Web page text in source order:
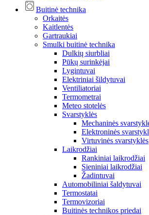
Buitinė technika
Orkaitės
Kaitlentės
Gartraukiai
Smulki buitinė technika
Dulkių siurbliai
Pūkų surinkėjai
Lygintuvai
Elektriniai šildytuvai
Ventiliatoriai
Termometrai
Meteo stotelės
Svarstyklės
Mechaninės
Elektroninės
Virtuvinės svarstyklės
Laikrodžiai
Rankiniai laikrodžiai
Sieniniai laikrodžiai
Žadintuvai
Automobiliniai šaldytuvai
Termostatai
Termovizoriai
Buitinės technikos priedai